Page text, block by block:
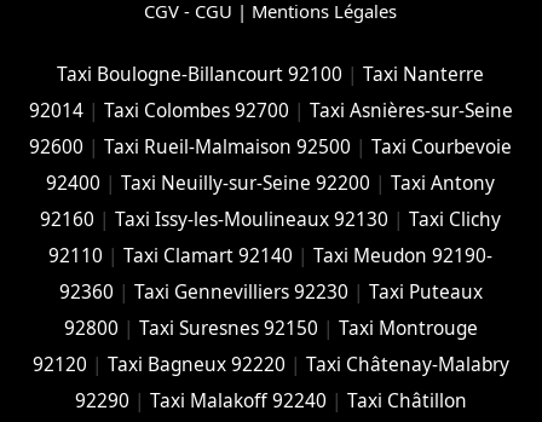
CGV - CGU | Mentions Légales
Taxi Boulogne-Billancourt 92100 |Taxi Nanterre
92014| Taxi Colombes 92700 | Taxi Asnières-sur-Seine
92600 |Taxi Rueil-Malmaison 92500 |Taxi Courbevoie
92400 |Taxi Neuilly-sur-Seine 92200 |Taxi Antony
92160 |Taxi Issy-les-Moulineaux 92130 |Taxi Clichy
92110 |Taxi Clamart 92140 |Taxi Meudon 92190-
92360 | Taxi Gennevilliers 92230 | Taxi Puteaux
92800 | Taxi Suresnes 92150 | Taxi Montrouge
92120 | Taxi Bagneux 92220 | Taxi Châtenay-Malabry
92290 | Taxi Malakoff 92240 | Taxi Châtillon